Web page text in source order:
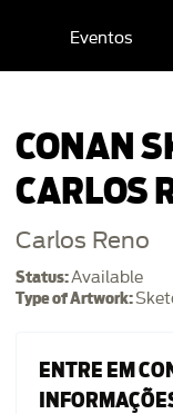
Eventos
CONAN
CARLOS
Carlos Reno
Status:Available
Type of Artwork:
ENTRE EM